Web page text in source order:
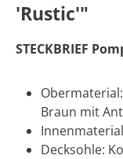
'Rustic'"
STECKBRIEF
Braun mit
Decksohle: